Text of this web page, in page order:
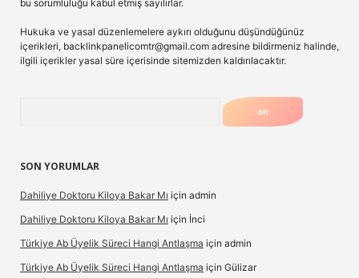
bu sorumluluğu kabul etmiş sayılırlar.
Hukuka ve yasal düzenlemelere aykırı olduğunu düşündüğünüz
içerikleri, backlinkpanelicomtr@gmail.com adresine bildirmeniz halinde,
ilgili içerikler yasal süre içerisinde sitemizden kaldırılacaktır.
SON YORUMLAR
Dahiliye Doktoru Kiloya Bakar Mı için admin
Dahiliye Doktoru Kiloya Bakar Mı için İnci
Türkiye Ab Üyelik Süreci Hangi Antlaşma için admin
Türkiye Ab Üyelik Süreci Hangi Antlaşma için Gülizar